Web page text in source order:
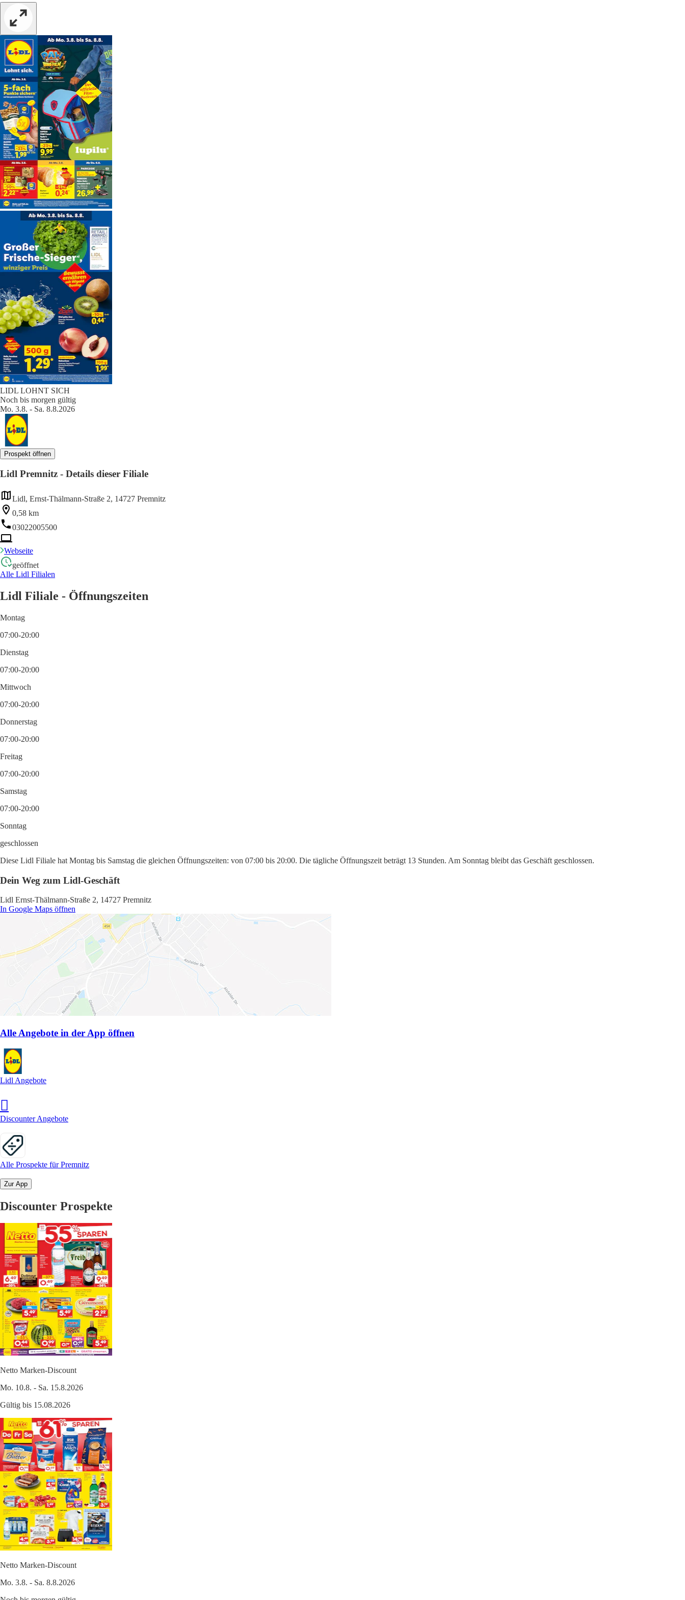
LIDL LOHNT SICH
Noch bis morgen gültig
Mo. 3.8. - Sa. 8.8.2026
Prospekt öffnen
Lidl Premnitz - Details dieser Filiale
Lidl, Ernst-Thälmann-Straße 2, 14727 Premnitz
0,58 km
03022005500
Webseite
geöffnet
Alle Lidl Filialen
Lidl Filiale - Öffnungszeiten
Montag
07:00-20:00
Dienstag
07:00-20:00
Mittwoch
07:00-20:00
Donnerstag
07:00-20:00
Freitag
07:00-20:00
Samstag
07:00-20:00
Sonntag
geschlossen
Diese Lidl Filiale hat Montag bis Samstag die gleichen Öffnungszeiten: von 07:00 bis 20:00. Die tägliche Öffnungszeit beträgt 13 Stunden. Am Sonntag bleibt das Geschäft geschlossen.
Dein Weg zum Lidl-Geschäft
Lidl Ernst-Thälmann-Straße 2, 14727 Premnitz
In Google Maps öffnen
Alle Angebote in der App öffnen
Lidl Angebote
Discounter Angebote
Alle Prospekte für Premnitz
Zur App
Discounter Prospekte
Netto Marken-Discount
Mo. 10.8. - Sa. 15.8.2026
Gültig bis 15.08.2026
Netto Marken-Discount
Mo. 3.8. - Sa. 8.8.2026